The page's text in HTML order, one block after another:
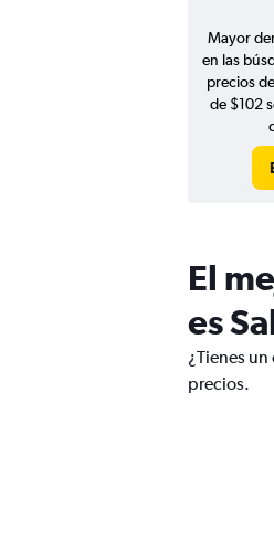
Mayor
en las
precios
de $102
El
es
¿Tienes
precios.